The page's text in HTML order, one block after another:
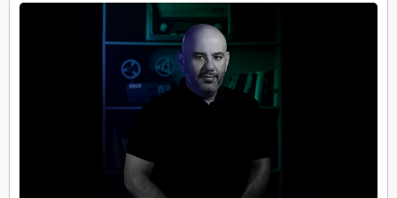
جهت ورود نام کاربری و رمز عبور
خود را وارد نمایید.